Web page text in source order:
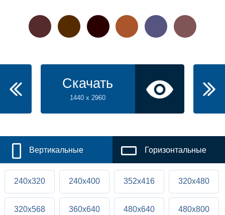
Скачать
1440 x 2960
Вертикальные Горизонтальные
240x320 240x400 352x416 320x480
320x568 360x640 480x640 480x800